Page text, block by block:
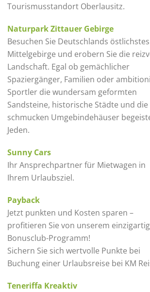
Tourismusstandort Oberlausitz.
Naturpark Zittauer Gebirge
Besuchen Sie Deutschlands östlichstes
Mittelgebirge und erobern Sie die
Landschaft. Egal ob gemächlicher
Spaziergänger, Familien oder
Sportler die wundersam geformten
Sandsteine, historische Städte und die
schmucken Umgebindehäuser
Jeden.
Sunny Cars
Ihr Ansprechpartner für Mietwagen in
Ihrem Urlaubsziel.
Payback
Jetzt punkten und Kosten sparen –
profitieren Sie von unserem
Bonusclub-Programm!
Sichern Sie sich wertvolle Punkte bei
Buchung einer Urlaubsreise bei KM
Teneriffa Kreaktiv